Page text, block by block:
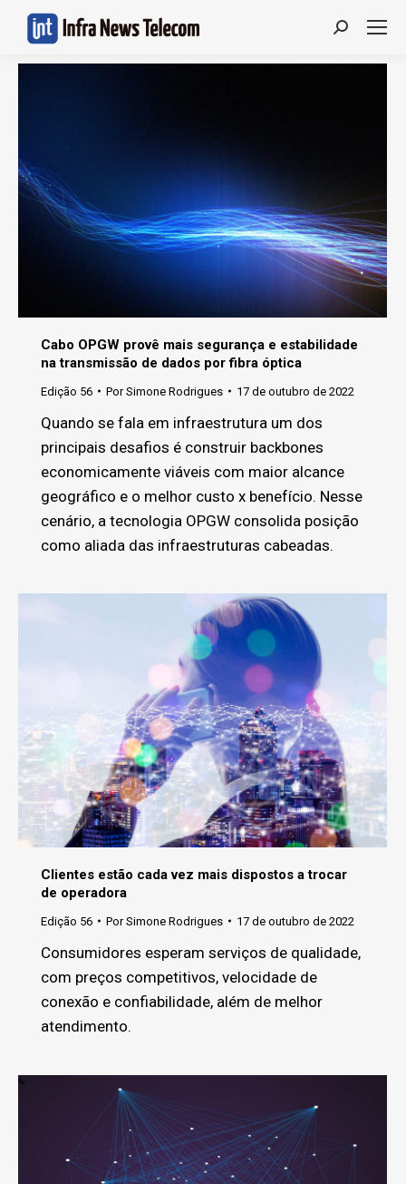
Search:
Cabo OPGW provê mais segurança e estabilidade
na transmissão de dados por fibra óptica
Edição 56 PorSimone Rodrigues 17 de outubro de 2022
Quando se fala em infraestrutura um dos
principais desafios é construir backbones
economicamente viáveis com maior alcance
geográfico e o melhor custo x benefício. Nesse
cenário, a tecnologia OPGW consolida posição
como aliada das infraestruturas cabeadas.
Clientes estão cada vez mais dispostos a trocar
de operadora
Edição 56 PorSimone Rodrigues 17 de outubro de 2022
Consumidores esperam serviços de qualidade,
com preços competitivos, velocidade de
conexão e confiabilidade, além de melhor
atendimento.